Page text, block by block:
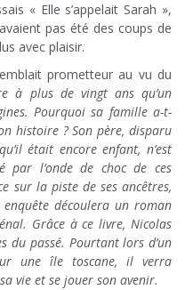
« Elle s’appelait Sarah »,
pas été des coups de
avec plaisir.
prometteur au vu du
à plus de vingt ans qu’un
Pourquoi sa famille a-t-
histoire ? Son père, disparu
était encore enfant, n’est
l’onde de choc de ces
sur la piste de ses ancêtres,
enquête découlera un roman
Grâce à ce livre, Nicolas
du passé. Pourtant lors d’un
une île toscane, il verra
vie et se jouer son avenir.